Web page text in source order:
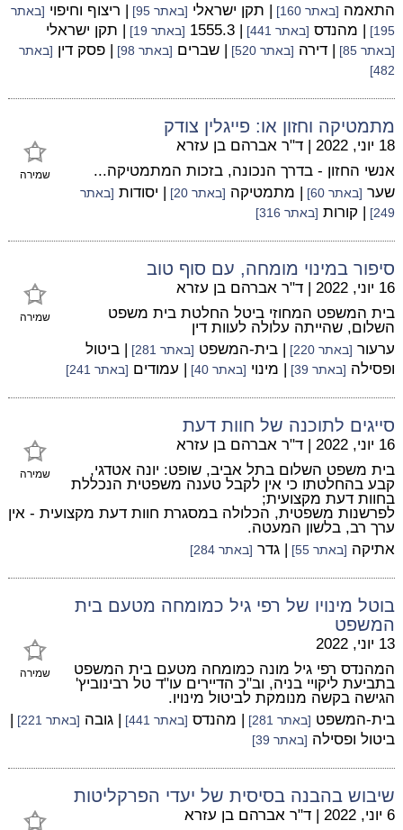
התאמה [באתר 160] | תקן ישראלי [באתר 95] | ריצוף וחיפוי [באתר
195]
| מהנדס [באתר 441] | 1555.3 [באתר 19] | תקן ישראלי
[באתר 85] | דירה [באתר 520] | שברים [באתר 98] | פסק דין [באתר
482]
מתמטיקה וחזון או: פייגלין צודק
שמירה
18 יוני, 2022 | ד"ר אברהם בן עזרא
אנשי החזון - בדרך הנכונה, בזכות המתמטיקה...
שער [באתר 60] | מתמטיקה [באתר 20] | יסודות [באתר
249]
| קורות [באתר 316]
סיפור במינוי מומחה, עם סוף טוב
שמירה
16 יוני, 2022 | ד"ר אברהם בן עזרא
בית המשפט המחוזי ביטל החלטת בית משפט
השלום, שהייתה עלולה לעוות דין
ערעור [באתר 220] | בית-המשפט [באתר 281]
| ביטול
ופסילה [באתר 39] | מינוי [באתר 40] | עמודים [באתר 241]
סייגים לתוכנה של חוות דעת
שמירה
16 יוני, 2022 | ד"ר אברהם בן עזרא
בית משפט השלום בתל אביב, שופט: יונה אטדגי,
קבע בהחלטתו כי אין לקבל טענה משפטית הנכללת
בחוות דעת מקצועית;
לפרשנות משפטית, הכלולה במסגרת חוות דעת מקצועית - אין
ערך רב, בלשון המעטה.
אתיקה [באתר 55] | גדר [באתר 284]
בוטל מינויו של רפי גיל כמומחה מטעם בית
המשפט
שמירה
13 יוני, 2022
המהנדס רפי גיל מונה כמומחה מטעם בית המשפט
בתביעת ליקויי בניה, וב"כ הדיירים עו"ד טל רבינוביץ'
הגישה בקשה מנומקת לביטול מינויו.
בית-המשפט [באתר 281] | מהנדס [באתר 441] | גובה [באתר 221]
|
ביטול ופסילה [באתר 39]
שיבוש בהבנה בסיסית של יעדי הפרקליטות
6 יוני, 2022 | ד"ר אברהם בן עזרא